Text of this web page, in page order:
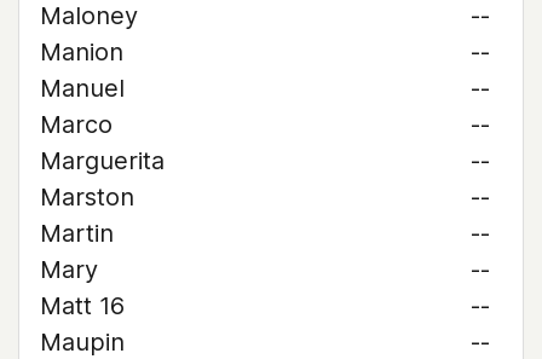
Maloney
--
Manion
--
Manuel
--
Marco
--
Marguerita
--
Marston
--
Martin
--
Mary
--
Matt 16
--
Maupin
--